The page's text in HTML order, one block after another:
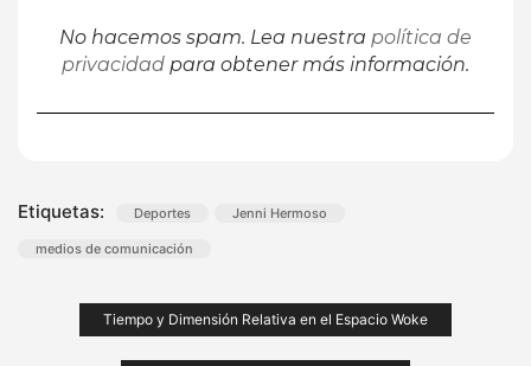
No hacemos spam. Lea nuestra política de
privacidad para obtener más información.
Etiquetas: Deportes Jenni Hermoso
medios de comunicación
Navegación
Tiempo y Dimensión Relativa en el Espacio Woke